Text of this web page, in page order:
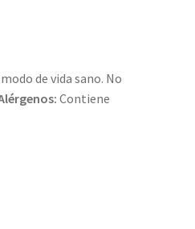
de vida sano. No
Contiene